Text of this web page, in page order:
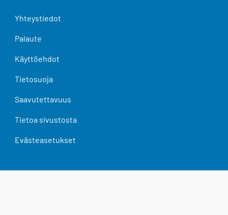
Yhteystiedot
Palaute
Käyttöehdot
Tietosuoja
Saavutettavuus
Tietoa sivustosta
Evästeasetukset